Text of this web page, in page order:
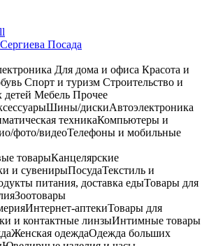
Посада
Для дома и офиса Красота и
Спорт и туризм Строительство и
Мебель Прочее
Шины/дискиАвтоэлектроника
техникаКомпьютеры и
фото/видеоТелефоны и мобильные
товарыКанцелярские
и сувенирыПосудаТекстиль и
питания, доставка едыТовары для
Зоотовары
Интернет-аптекиТовары для
и контактные линзыИнтимные товары
Женская одеждаОдежда больших